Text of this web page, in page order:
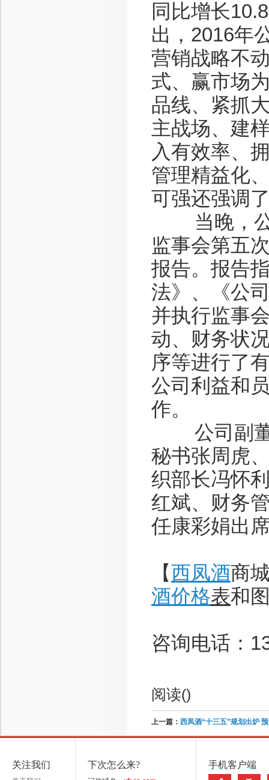
同比增长
出，2016年
营销战略不
式、赢市场
品线、紧抓
主战场、建
入有效率、
管理精益化
可强还强调
当晚，公
监事会第五
报告。报告
法》、《公
并执行监事
动、财务状
序等进行了
公司利益和
作。
公司副董
秘书张周虎
织部长冯怀
红斌、财务
任康彩娟出
【西凤酒商
酒价格表和
咨询电话：
阅读()
上一篇： 西凤酒“十三五”规划出炉
关注我们 下次怎么来? 手机客户端